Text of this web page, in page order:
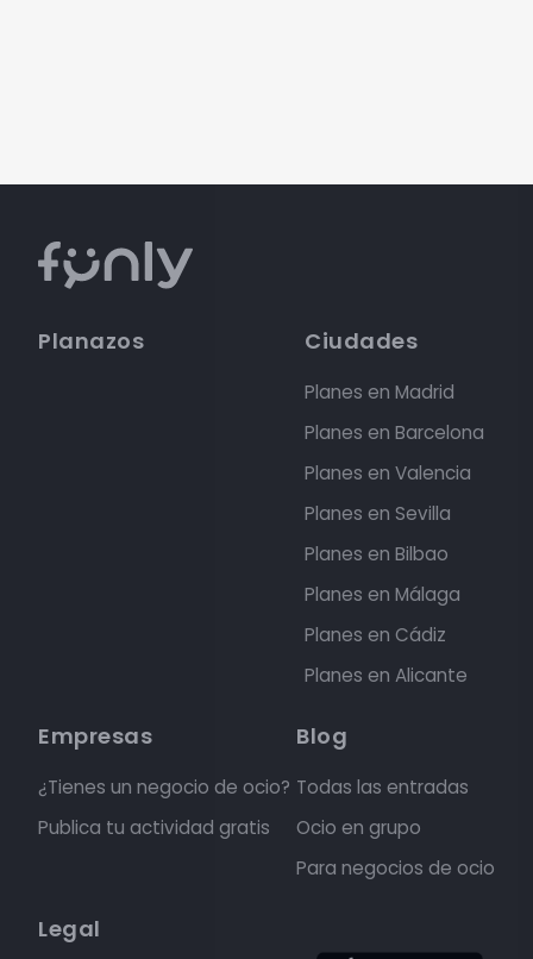
Planazos Ciudades
Planes en Madrid
Planes en Barcelona
Planes en Valencia
Planes en Sevilla
Planes en Bilbao
Planes en Málaga
Planes en Cádiz
Planes en Alicante
Empresas
¿Tienes un negocio de ocio?
Publica tu actividad gratis
Blog
Todas las entradas
Ocio en grupo
Para negocios de ocio
Legal